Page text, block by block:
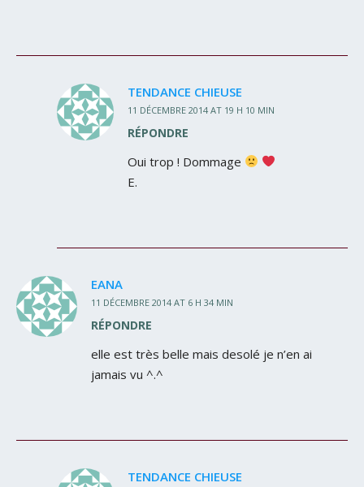
TENDANCE CHIEUSE
11 DÉCEMBRE 2014 AT 19 H 10 MIN
RÉPONDRE
Oui trop ! Dommage
E.
EANA
11 DÉCEMBRE 2014 AT 6 H 34 MIN
RÉPONDRE
elle est très belle mais desolé je n’en ai
jamais vu ^.^
TENDANCE CHIEUSE